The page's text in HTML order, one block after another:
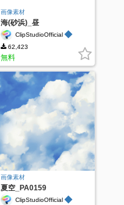
画像素材
海(砂浜)_昼
ClipStudioOfficial ◆
62,423
無料
画像素材
夏空_PA0159
ClipStudioOfficial ◆